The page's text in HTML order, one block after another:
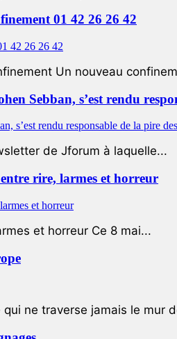
01 42 26 26 42
Un nouveau
Sebban, s’est rendu
de Jforum à laquelle...
rire, larmes et horreur
et horreur Ce 8 mai...
ne traverse jamais le mur